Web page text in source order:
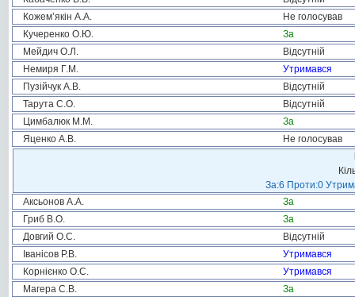
Кожем’якін А.А.
Не голосував
Кучеренко О.Ю.
За
Мейдич О.Л.
Відсутній
Немиря Г.М.
Утримався
Пузійчук А.В.
Відсутній
Тарута С.О.
Відсутній
Цимбалюк М.М.
За
Яценко А.В.
Не голосував
За:6 Проти:0
Аксьонов А.А.
За
Гриб В.О.
За
Довгий О.С.
Відсутній
Іванісов Р.В.
Утримався
Корнієнко О.С.
Утримався
Магера С.В.
За